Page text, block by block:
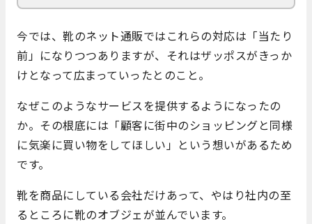
今では、靴のネット通販ではこれらの対応は「当たり
前」になりつつありますが、それはザッポスがきっか
けとなって広まっていったとのこと。
なぜこのようなサービスを提供するようになったの
か。その根底には「顧客に街中のショッピングと同様
に気楽に買い物をしてほしい」という想いがあるため
です。
靴を商品にしている会社だけあって、やはり社内の至
るところに靴のオブジェが並んでいます。